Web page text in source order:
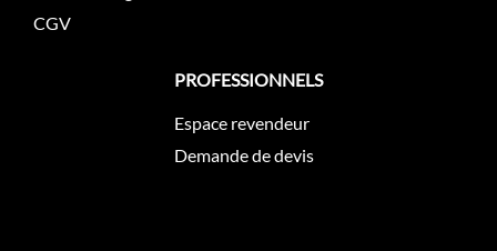
CGV
PROFESSIONNELS
Espace revendeur
Demande de devis